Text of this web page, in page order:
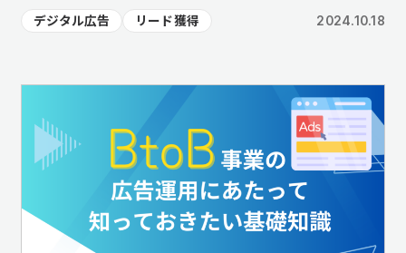
デジタル広告 リード獲得 2024.10.18